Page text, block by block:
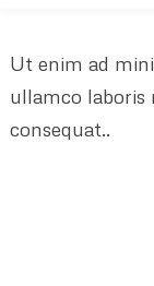
Ut enim ad
ullamco laboris
consequat..